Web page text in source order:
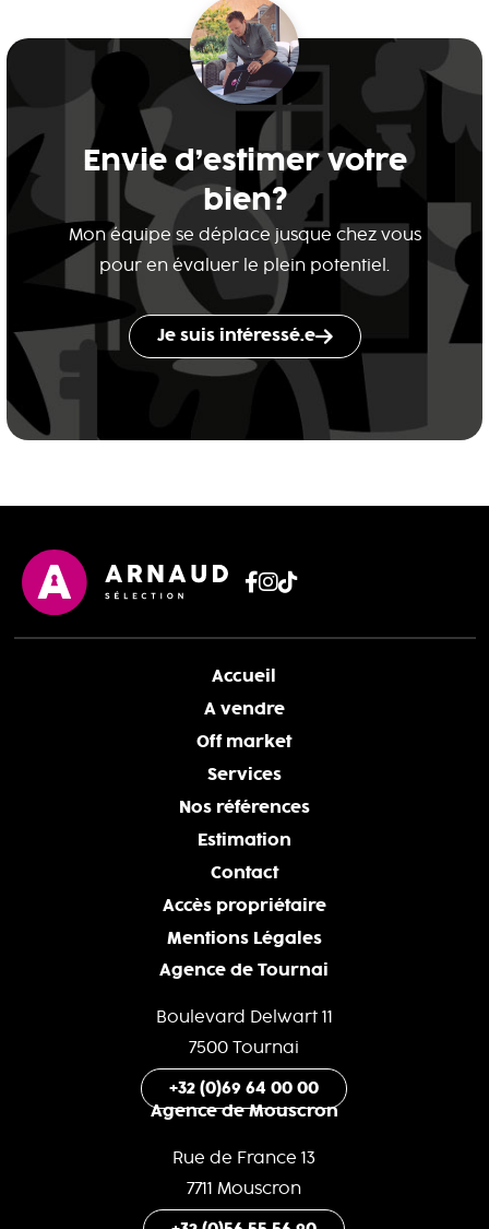
Envie d’estimer votre
bien?
Mon équipe se déplace jusque chez vous
pour en évaluer le plein potentiel.
Je suis intéressé.e
Accueil
A vendre
Off market
Services
Nos références
Estimation
Contact
Accès propriétaire
Mentions Légales
Agence de Tournai
Boulevard Delwart 11
7500 Tournai
+32 (0)69 64 00 00
Agence de Mouscron
Rue de France 13
7711 Mouscron